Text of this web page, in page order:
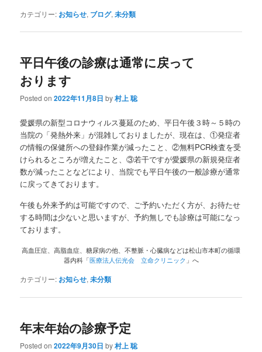
カテゴリー: お知らせ, ブログ,未分類
平日午後の診療は通常に戻って
おります
Posted on2022年11月8日 by村上 聡
愛媛県の新型コロナウィルス蔓延のため、平日午後３時～５時の
当院の「発熱外来」が混雑しておりましたが、現在は、①発症者
の情報の保健所への登録作業が減ったこと、②無料PCR検査を受
けられるところが増えたこと、③若干ですが愛媛県の新規発症者
数が減ったことなどにより、当院でも平日午後の一般診療が通常
に戻ってきております。
午後も外来予約は可能ですので、ご予約いただく方が、お待たせ
する時間は少ないと思いますが、予約無しでも診療は可能になっ
ております。
高血圧症、高脂血症、糖尿病の他、不整脈・心臓病などは松山市本町の循環
器内科「医療法人伝光会 立命クリニック 」へ
カテゴリー: お知らせ,未分類
年末年始の診療予定
Posted on2022年9月30日 by村上 聡